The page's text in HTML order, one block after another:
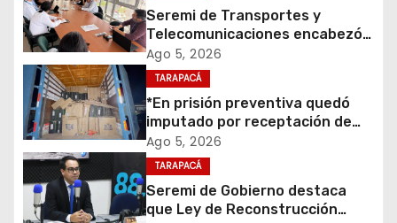
i
ó
n
d
e
e
Seremi de Transportes y
Telecomunicaciones encabezó
primera mesa de coordinación
para el retiro de cables en
desuso en Iquique
Ago 5, 2026
TARAPACÁ
*En prisión preventiva quedó
imputado por receptación de
cigarrillos avaluados en $1.600
millones*
Ago 5, 2026
TARAPACÁ
Seremi de Gobierno destaca
que Ley de Reconstrucción